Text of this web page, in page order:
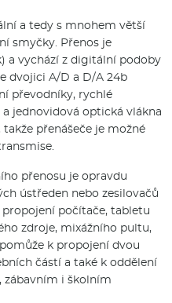
a tedy s mnohem větší
smyčky. Přenos je
a vychází z digitální podoby
dvojici A/D a D/A 24b
převodníky, rychlé
a jednovidová optická vlákna
přenášeče je možné
přenosu je opravdu
ústředen nebo zesilovačů
počítače, tabletu
zdroje, mixážního pultu,
k propojení dvou
částí a také k oddělení
zábavním i školním